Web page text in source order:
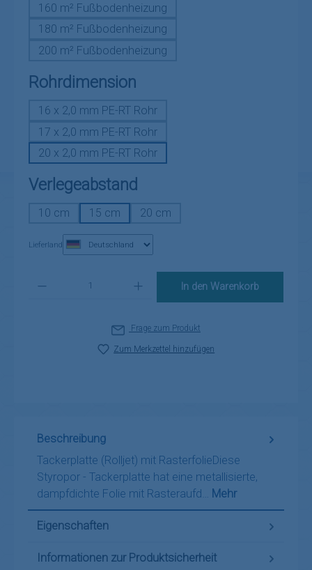
160 m² Fußbodenheizung
180 m² Fußbodenheizung
200 m² Fußbodenheizung
Rohrdimension
16 x 2,0 mm PE-RT Rohr
17 x 2,0 mm PE-RT Rohr
20 x 2,0 mm PE-RT Rohr
Verlegeabstand
10 cm 15 cm 20 cm
Lieferland
In den Warenkorb
Frage zum Produkt
Zum Merkzettel hinzufügen
Beschreibung
Tackerplatte (Rolljet) mit RasterfolieDiese
Styropor - Tackerplatte hat eine metallisierte,
dampfdichte Folie mit Rasteraufd…
Mehr
Eigenschaften
Informationen zur Produktsicherheit